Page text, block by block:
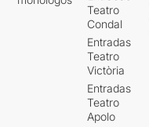
Teatro
Condal
Entradas
Teatro
Victòria
Entradas
Teatro
Apolo